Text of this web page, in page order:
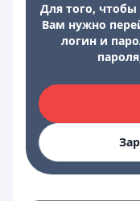
Для того, чтобы
Вам нужно
логин и